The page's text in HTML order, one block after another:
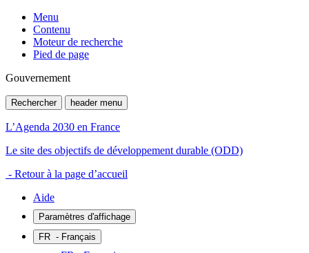
Menu
Contenu
Moteur de recherche
Pied de page
Gouvernement
Rechercher header menu
L’Agenda 2030 en France
Le site des objectifs de développement durable (ODD)
- Retour à la page d’accueil
Aide
Paramètres d'affichage
FR - Français